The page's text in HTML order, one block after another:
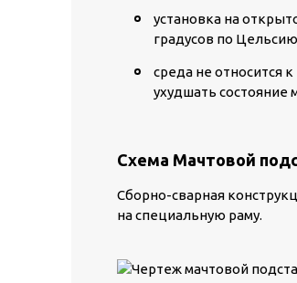
установка на
градусов по
среда не относится
ухудшать состояние
Схема Мачтовой
Сборно-сварная
на специальную раму.